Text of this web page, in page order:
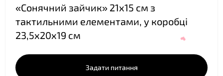
«Сонячний зайчик» 21х15 см з
тактильними елементами, у коробці
23,5х20х19 см
Задати питання